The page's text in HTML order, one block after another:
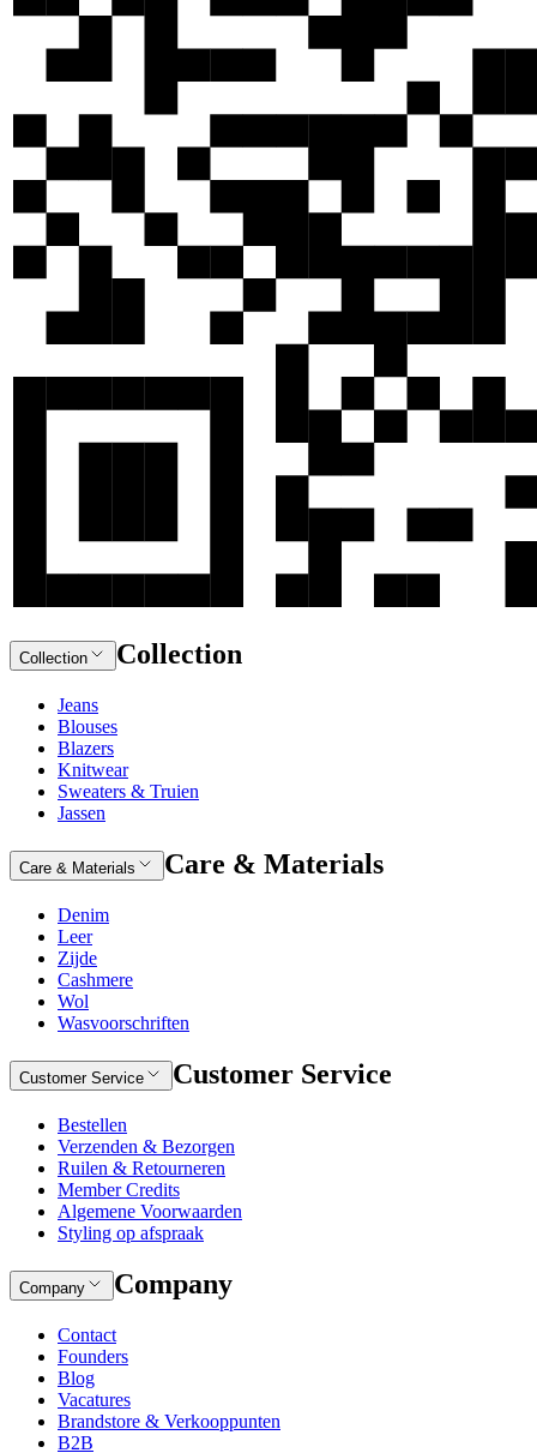
Collection Collection
Jeans
Blouses
Blazers
Knitwear
Sweaters & Truien
Jassen
Care & Materials Care & Materials
Denim
Leer
Zijde
Cashmere
Wol
Wasvoorschriften
Customer Service Customer Service
Bestellen
Verzenden & Bezorgen
Ruilen & Retourneren
Member Credits
Algemene Voorwaarden
Styling op afspraak
Company Company
Contact
Founders
Blog
Vacatures
Brandstore & Verkooppunten
B2B